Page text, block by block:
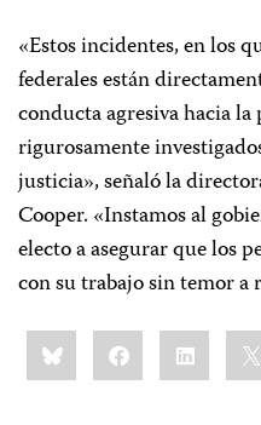
«Estos incidentes, en los
federales están
conducta agresiva hacia la
rigurosamente
justicia», señaló la
Cooper. «Instamos al
electo a asegurar que los
con su trabajo sin temor a
Share
this:BlueskyFacebookLinkedIn